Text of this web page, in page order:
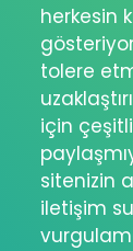
herkesin
tolere
için
sitenizin
iletişim